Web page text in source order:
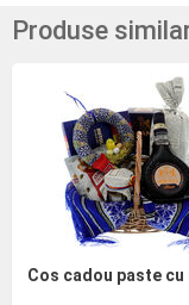
Produse
Cos cadou paste